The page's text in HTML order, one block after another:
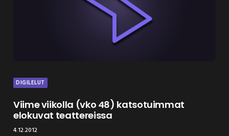
DIGILELUT
Viime viikolla (vko 48) katsotuimmat
elokuvat teattereissa
4.12.2012